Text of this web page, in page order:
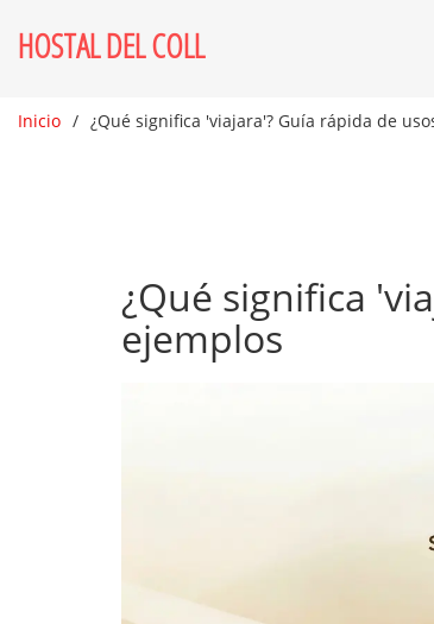
HOSTAL DEL COLL
Inicio ¿Qué significa 'viajara'? Guía rápida de
¿Qué significa
ejemplos